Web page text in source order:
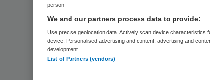
Lees meer
Dinsdag15 april 2025
person
We and our partners process data to provide:
Use precise geolocation data. Actively scan device characteristics
device. Personalised advertising and content, advertising and
development.
List of Partners (vendors)